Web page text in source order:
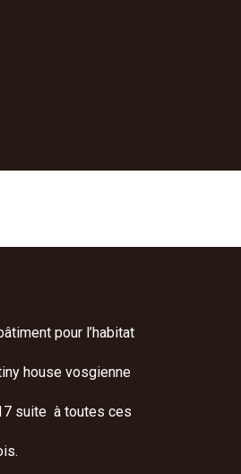
pour l’habitat
house vosgienne
suite à toutes ces